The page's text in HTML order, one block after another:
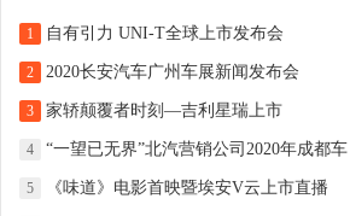
1 自有引力 UNI-T全球上市发布会
2 2020长安汽车广州车展新闻发布会
3 家轿颠覆者时刻—吉利星瑞上市
4 “一望已无界”北汽营销公司2020年成都车
5 《味道》电影首映暨埃安V云上市直播